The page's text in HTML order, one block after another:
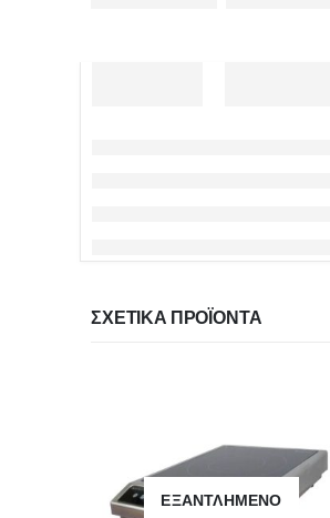
ΣΧΕΤΙΚΆ ΠΡΟΪΌΝΤΑ
ΕΞΑΝΤΛΗΜΈΝΟ